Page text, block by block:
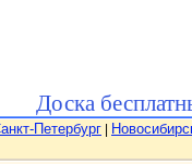
Доска
Петербург